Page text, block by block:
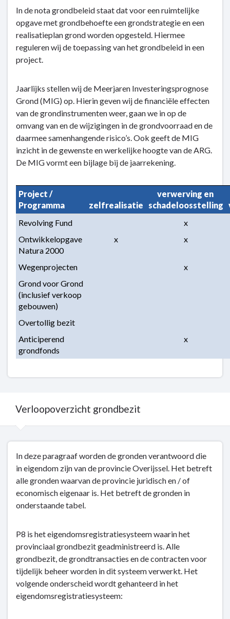
doen
In de nota grondbeleid staat dat voor een ruimtelijke
opgave met grondbehoefte een grondstrategie en een
realisatieplan grond worden opgesteld. Hiermee
reguleren wij de toepassing van het grondbeleid in een
project.
Jaarlijks stellen wij de Meerjaren Investeringsprognose
Grond (MIG) op. Hierin geven wij de financiële effecten
van de grondinstrumenten weer, gaan we in op de
omvang van en de wijzigingen in de grondvoorraad en de
daarmee samenhangende risico’s. Ook geeft de MIG
inzicht in de gewenste en werkelijke hoogte van de ARG.
De MIG vormt een bijlage bij de jaarrekening.
Project /
Programma
zelfrealisatie
verwerving en
schadeloosstelling
Revolving Fund
x
Ontwikkelopgave
Natura 2000
x x
Wegenprojecten
x
Grond voor Grond
(inclusief verkoop
gebouwen)
Overtollig bezit
Anticiperend
grondfonds
x
Verloopoverzicht grondbezit
navigatie
Grondbeleid
grondbezit
In deze paragraaf worden de gronden verantwoord die
in eigendom zijn van de provincie Overijssel. Het betreft
alle gronden waarvan de provincie juridisch en / of
economisch eigenaar is. Het betreft de gronden in
onderstaande tabel.
P8 is het eigendomsregistratiesysteem waarin het
provinciaal grondbezit geadministreerd is. Alle
grondbezit, de grondtransacties en de contracten voor
tijdelijk beheer worden in dit systeem verwerkt. Het
volgende onderscheid wordt gehanteerd in het
eigendomsregistratiesysteem: